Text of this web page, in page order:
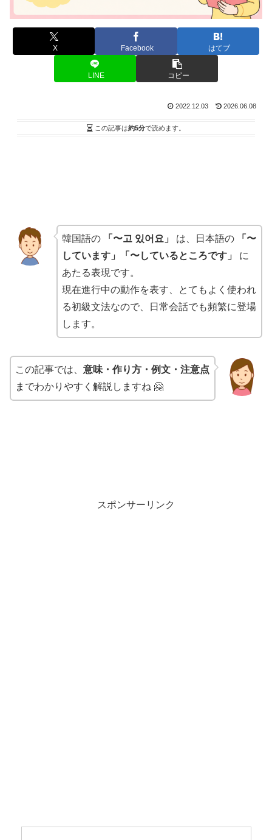
X Facebook はてブ
LINE コピー
2022.12.03 2026.06.08
この記事は約5分で読めます。
韓国語の 「〜고 있어요」 は、日本語の
「〜
しています」「〜しているところです」
に
あたる表現です。
現在進行中の動作を表す、とてもよく使われ
る初級文法なので、日常会話でも頻繁に登場
します。
この記事では、 意味・作り方・例文・注意点
までわかりやすく解説しますね 🤗
スポンサーリンク